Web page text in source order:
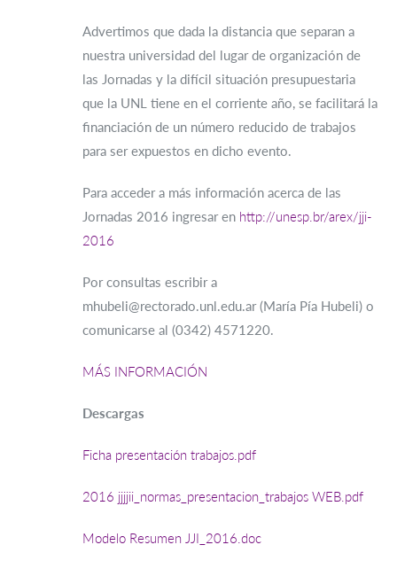
Advertimos que dada la distancia que separan a
nuestra universidad del lugar de organización de
las Jornadas y la difícil situación presupuestaria
que la UNL tiene en el corriente año, se facilitará la
financiación de un número reducido de trabajos
para ser expuestos en dicho evento.
Para acceder a más información acerca de las
Jornadas 2016 ingresar en http://unesp.br/arex/jji-
2016
Por consultas escribir a
mhubeli@rectorado.unl.edu.ar (María Pía Hubeli) o
comunicarse al (0342) 4571220.
MÁS INFORMACIÓN
Descargas
Ficha presentación trabajos.pdf
2016 jjjjii_normas_presentacion_trabajos WEB.pdf
Modelo Resumen JJI_2016.doc